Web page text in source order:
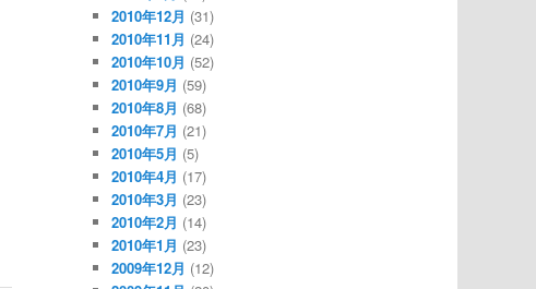
2010年12月 (31)
2010年11月 (24)
2010年10月 (52)
2010年9月 (59)
2010年8月 (68)
2010年7月 (21)
2010年5月 (5)
2010年4月 (17)
2010年3月 (23)
2010年2月 (14)
2010年1月 (23)
2009年12月 (12)